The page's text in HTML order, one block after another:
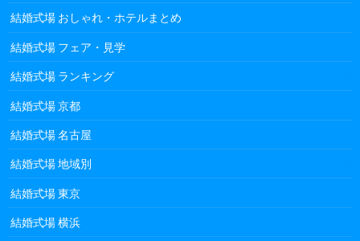
結婚式場 おしゃれ・ホテルまとめ
結婚式場 フェア・見学
結婚式場 ランキング
結婚式場 京都
結婚式場 名古屋
結婚式場 地域別
結婚式場 東京
結婚式場 横浜